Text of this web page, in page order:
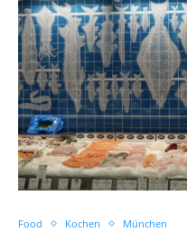
Food Kochen München